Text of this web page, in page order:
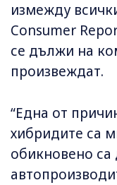
измежду
Consumer
се дължи на
произвеждат.
“Една от
хибридите са
обикновено